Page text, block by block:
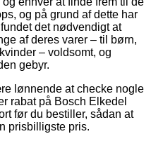
og på grund af dette har
det nødvendigt at
af deres varer – til børn,
– voldsomt, og
gebyr.
lønnende at checke nogle
rabat på Bosch Elkedel
før du bestiller, sådan at
prisbilligste pris.